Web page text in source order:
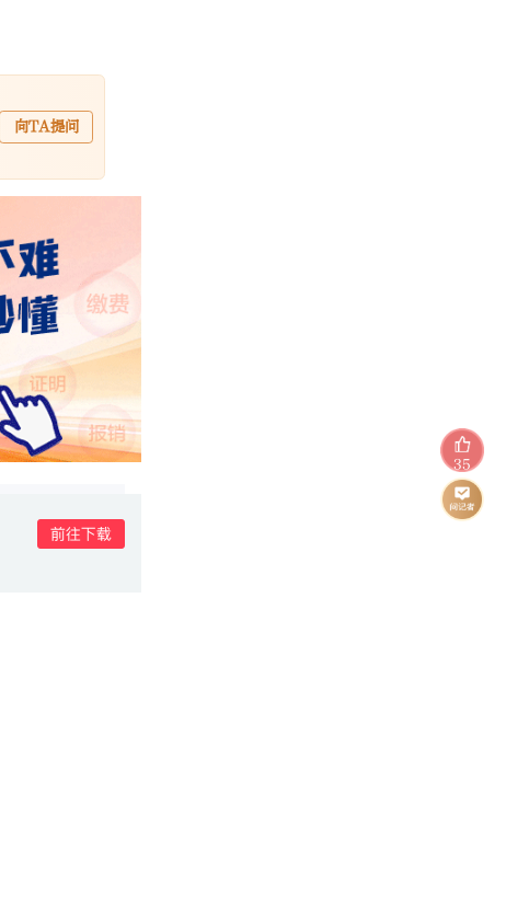
向TA提问
在线官网
在境外针对中国公民实施绑架杀人犯
35